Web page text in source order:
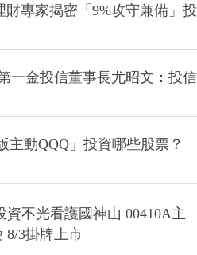
專家揭密「9%攻守兼備」投
一金投信董事長尤昭文：投信
主動QQQ」投資哪些股票？
不光看護國神山 00410A主
8/3掛牌上市